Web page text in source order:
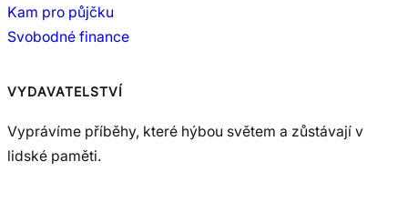
Kam pro půjčku
Svobodné finance
VYDAVATELSTVÍ
Vyprávíme příběhy, které hýbou světem a zůstávají v
lidské paměti.